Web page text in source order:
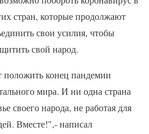
стран, которые продолжают
свои усилия, чтобы
свой народ.
конец пандемии
мира. И ни одна страна
своего народа, не работая для
Вместе!",- написал